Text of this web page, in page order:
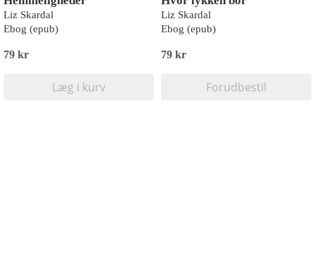
Liz Skardal
Ebog (epub)
79 kr
Læg i kurv
Liz Skardal
Ebog (epub)
79 kr
Forudbestil